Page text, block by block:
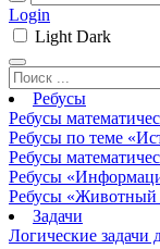
Login
Light Dark
Ребусы
Ребусы
Ребусы по теме
Ребусы
Ребусы
Ребусы «Животный
Задачи
Логические